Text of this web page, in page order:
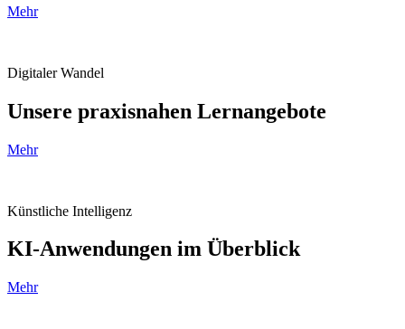
Mehr
Digitaler Wandel
Unsere praxisnahen Lernangebote
Mehr
Künstliche Intelligenz
KI-Anwendungen im Überblick
Mehr